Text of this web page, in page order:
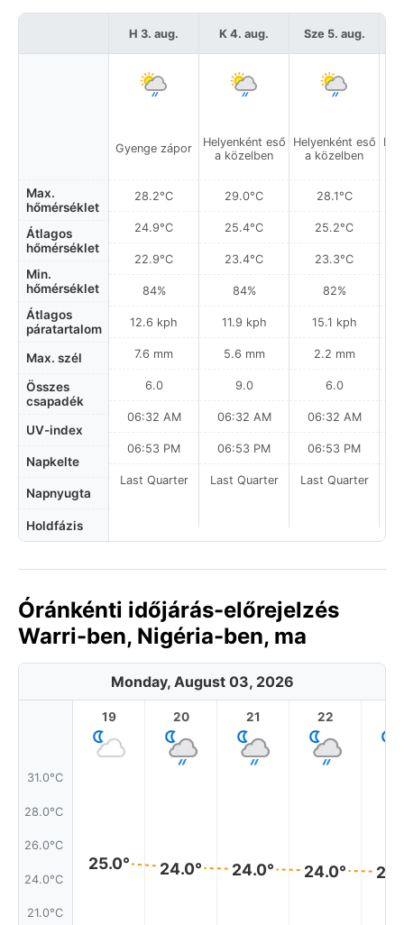
Max.
hőmérséklet
Átlagos
hőmérséklet
Min.
hőmérséklet
Átlagos
páratartalom
Max. szél
Összes
csapadék
UV-index
Napkelte
Napnyugta
Holdfázis
H 3. aug.
Gyenge zápor
28.2°C
24.9°C
22.9°C
84%
12.6 kph
7.6 mm
6.0
06:32 AM
06:53 PM
Last Quarter
K 4. aug.
Helyenként eső
a közelben
29.0°C
25.4°C
23.4°C
84%
11.9 kph
5.6 mm
9.0
06:32 AM
06:53 PM
Last Quarter
Sze 5. aug.
Helyenként eső
a közelben
28.1°C
25.2°C
23.3°C
82%
15.1 kph
2.2 mm
6.0
06:32 AM
06:53 PM
Last Quarter
Óránkénti időjárás-előrejelzés
Warri-ben, Nigéria-ben, ma
Monday, August 03, 2026
31.0°C
28.0°C
26.0°C
24.0°C
21.0°C
19
25.0°
20
24.0°
21
24.0°
22
24.0°